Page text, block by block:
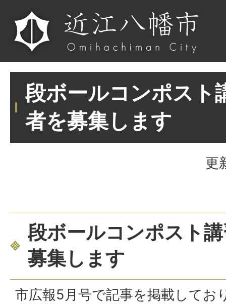
段ボールコンポスト
者を募集します
更
段ボールコンポスト
募集します
市広報5月号で記事を掲載してお